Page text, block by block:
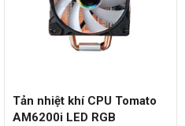
Tản nhiệt khí CPU Tomato
AM6200i LED RGB